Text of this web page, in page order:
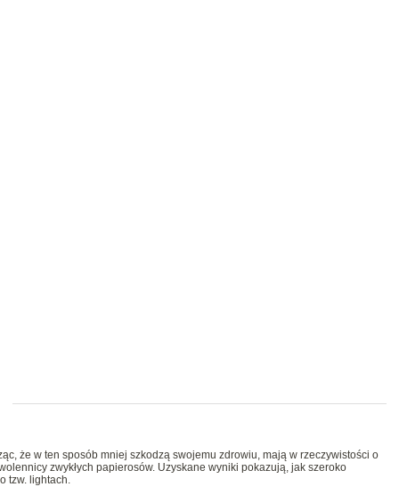
że w ten sposób mniej szkodzą swojemu zdrowiu, mają w rzeczywistości o
zwykłych papierosów. Uzyskane wyniki pokazują, jak szeroko
tzw. lightach.